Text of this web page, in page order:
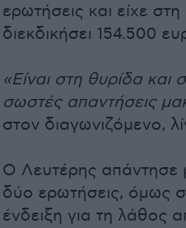
ερωτήσεις και είχε
διεκδικήσει 154.500
«Είναι στη θυρίδα και
σωστές απαντήσεις
στον διαγωνιζόμενο,
Ο Λευτέρης απάντησε
δύο ερωτήσεις, όμως
ένδειξη για τη λάθος